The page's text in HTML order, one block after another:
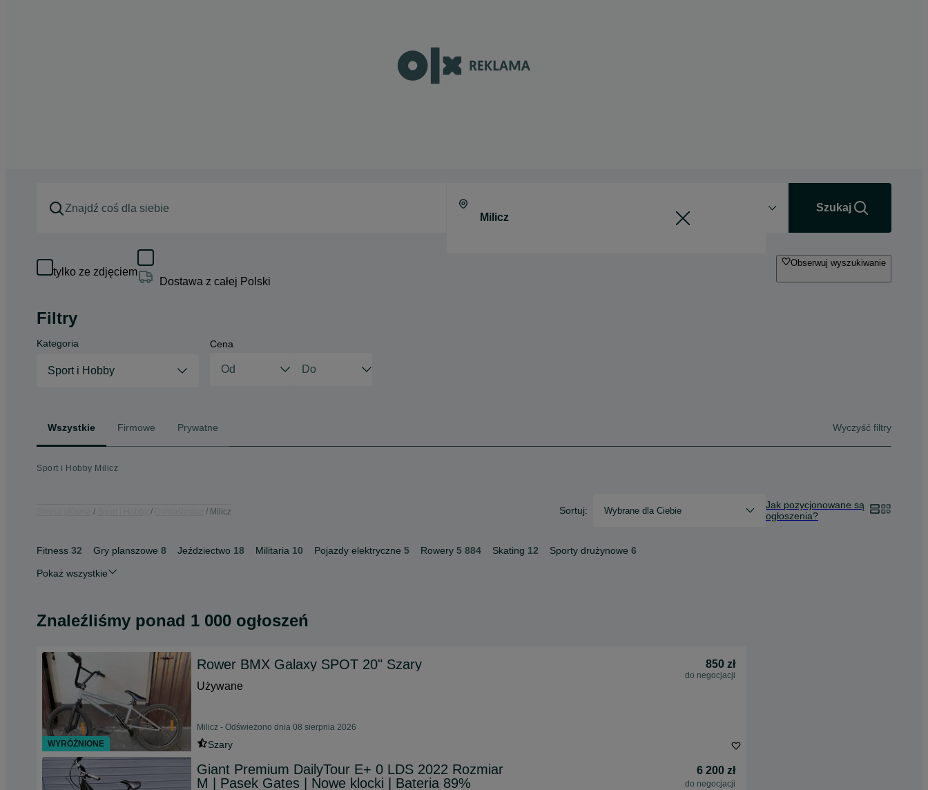
Szukaj
tylko ze zdjęciem
Dostawa z całej Polski
Obserwuj wyszukiwanie
Filtry
Kategoria
Sport i Hobby
Cena
Wszystkie Firmowe Prywatne Wyczyść filtry
Sport i Hobby Milicz
Milicz Sortuj: Wybrane dla Ciebie
Jak pozycjonowane są
ogłoszenia?
Fitness 32 Gry planszowe 8 Jeździectwo 18 Militaria 10 Pojazdy elektryczne 5 Rowery 5 884 Skating 12 Sporty drużynowe 6
Pokaż wszystkie
Znaleźliśmy ponad 1 000 ogłoszeń
Rower BMX Galaxy SPOT 20" Szary 850 zł
do negocjacji
Używane
Milicz - Odświeżono dnia 08 sierpnia 2026
Szary
Giant Premium DailyTour E+ 0 LDS 2022 Rozmiar
M | Pasek Gates | Nowe klocki | Bateria 89%
6 200 zł
do negocjacji
WYRÓŻNIONE